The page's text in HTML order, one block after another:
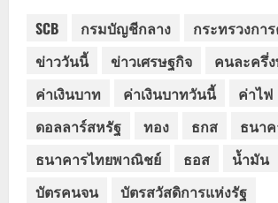
SCB กรมบัญชีกลาง กระทรวงกา
ข่าววันนี้
ข่าวเศรษฐกิจ
คนละครึ่
ค่าเงินบาท
ค่าเงินบาทวันนี้
ค่าไฟ
ดอลลาร์สหรัฐ
ทอง ธกส
ธนา
ธนาคารไทยพาณิชย์
ธอส น้ำมัน
บัตรคนจน
บัตรสวัสดิการแห่งรัฐ